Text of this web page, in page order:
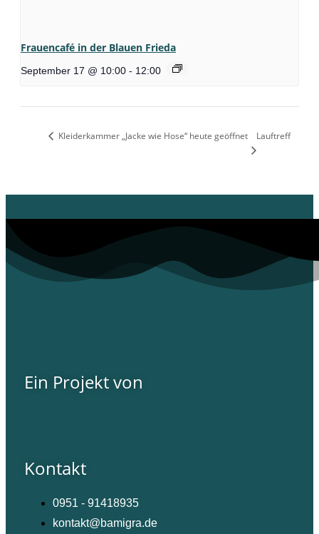
Frauencafé in der Blauen Frieda
September 17 @ 10:00 - 12:00
Kleiderkammer „Jacke wie Hose“ heute geöffnet Lauftreff
Ein Projekt von
Kontakt
0951 - 91418935
kontakt@bamigra.de